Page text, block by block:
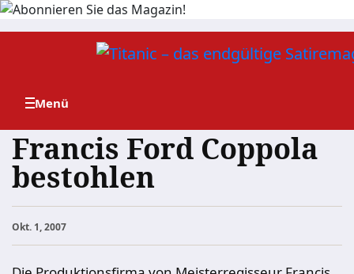
Zum
Francis Ford Coppola
bestohlen
Okt. 1, 2007